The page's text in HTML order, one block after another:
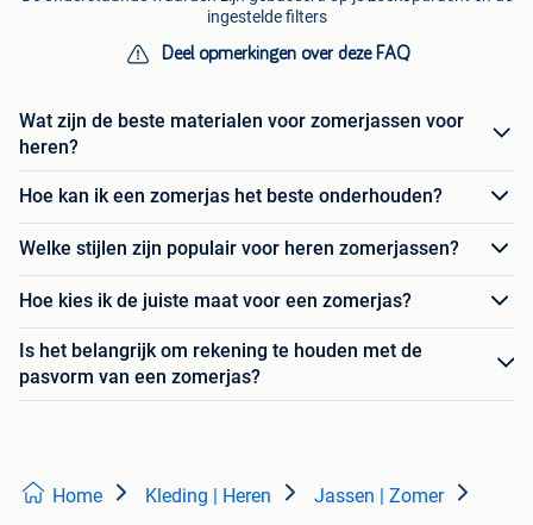
ingestelde filters
Deel opmerkingen over deze FAQ
Wat zijn de beste materialen voor zomerjassen voor
heren?
Hoe kan ik een zomerjas het beste onderhouden?
Welke stijlen zijn populair voor heren zomerjassen?
Hoe kies ik de juiste maat voor een zomerjas?
Is het belangrijk om rekening te houden met de
pasvorm van een zomerjas?
Home Kleding | Heren Jassen | Zomer